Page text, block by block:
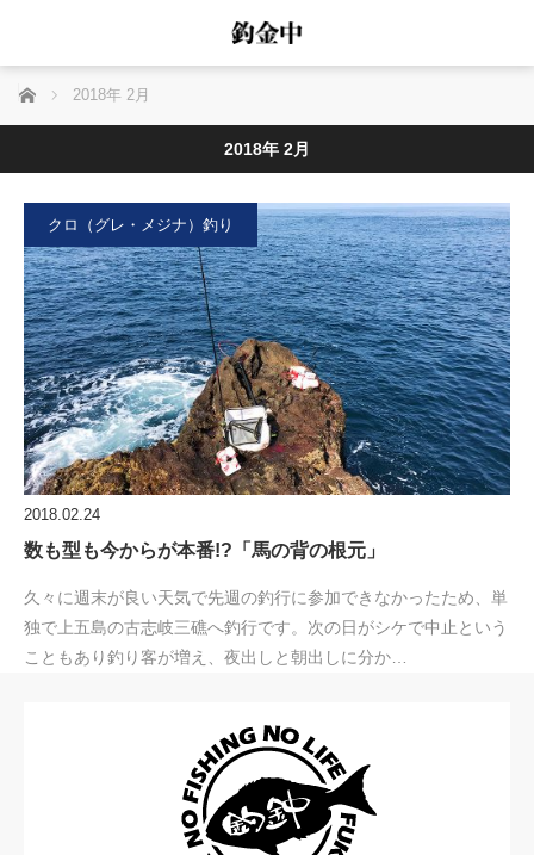
ホーム 2018年 2月
2018年 2月
クロ（グレ・メジナ）釣り
2018.02.24
数も型も今からが本番!?「馬の背の根元」
久々に週末が良い天気で先週の釣行に参加できなかったため、単
独で上五島の古志岐三礁へ釣行です。次の日がシケで中止という
こともあり釣り客が増え、夜出しと朝出しに分か…